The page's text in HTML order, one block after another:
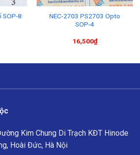
SOP-8
NEC-2703 PS2703 Opto
SOP-4
16,500₫
Kim Chung Di Trạch KĐT Hinode
Hoài Đức, Hà Nội